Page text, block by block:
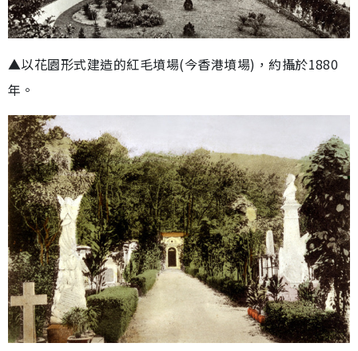
▲以花園形式建造的紅毛墳場(今香港墳場)，約攝於1880
年。